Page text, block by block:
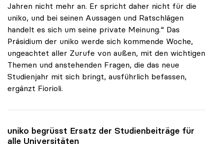
Jahren nicht mehr an. Er spricht daher nicht für die
uniko, und bei seinen Aussagen und Ratschlägen
handelt es sich um seine private Meinung.“ Das
Präsidium der uniko werde sich kommende Woche,
ungeachtet aller Zurufe von außen, mit den wichtigen
Themen und anstehenden Fragen, die das neue
Studienjahr mit sich bringt, ausführlich befassen,
ergänzt Fiorioli.
uniko begrüsst Ersatz der Studienbeiträge für
alle Universitäten